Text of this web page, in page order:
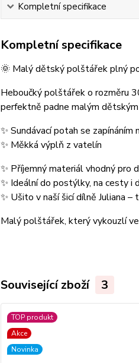
Kompletní specifikace
Kompletní specifikace
🌞 Malý dětský polštářek plný
Heboučký polštářek o rozměru
perfektně padne malým dětským
✨ Sundávací potah se zapínáním
✨ Měkká výplň z vatelín
✨ Příjemný materiál vhodný pro
✨ Ideální do postýlky, na cesty i
✨ Ušito v naší šicí dílně Juliana
Malý polštářek, který vykouzlí
Související zboží 3
TOP produkt
Akce
Novinka